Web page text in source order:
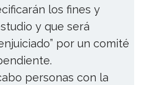
los fines y
y que será
por un comité
personas con la